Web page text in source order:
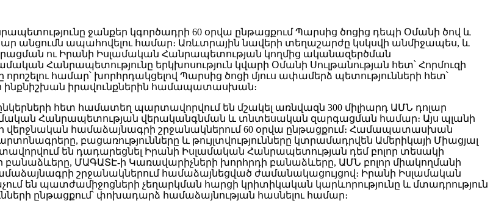
ջանքեր կգործադրի 60 օրվա ընթացքում Պարսից ծոցից դեպի Օմանի ծով և
անցումն ապահովելու համար։ Առևտրային նավերի տեղաշարժը կսկսվի անմիջապես, և
ու Իրանի Իսլամական Հանրապետության կողմից ականազերծման
Հանրապետությունը երկխոսություն կվարի Օմանի Սուլթանության հետ՝ Հորմուզի
համար՝ խորհրդակցելով Պարսից ծոցի մյուս ափամերձ պետությունների հետ՝
ինքնիշխան իրավունքներին համապատասխան։
հետ համատեղ պարտավորվում են մշակել առնվազն 300 միլիարդ ԱՄՆ դոլար
Հանրապետության վերականգնման և տնտեսական զարգացման համար։ Այս պլանի
համաձայնագրի շրջանակներում 60 օրվա ընթացքում։ Համապատասխան
բացառությունները և թույլտվությունները կտրամադրվեն Ամերիկայի Միացյալ
են դադարեցնել Իրանի Իսլամական Հանրապետության դեմ բոլոր տեսակի
ՄԱԳԱՏԷ-ի Կառավարիչների խորհրդի բանաձևերը, ԱՄՆ բոլոր միակողմանի
շրջանակներում համաձայնեցված ժամանակացույցով։ Իրանի Իսլամական
են պատժամիջոցների չեղարկման հարցի կրիտիկական կարևորությունը և մտադրություն
ընթացքում՝ փոխադարձ համաձայնության հասնելու համար։